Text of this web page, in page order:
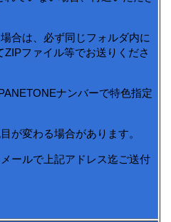
合は、必ず同じフォルダ内に
ファイル等でお送りくださ
ナンバーで特色指定
が変わる場合があります。
ールで上記アドレス迄ご送付